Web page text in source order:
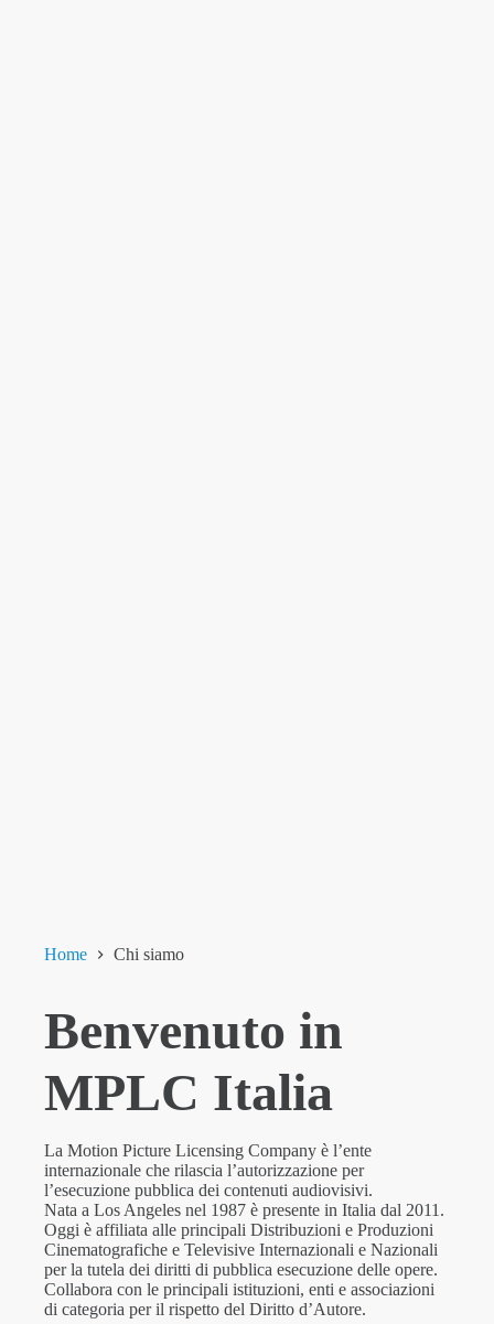
Home Chi siamo
Benvenuto in
MPLC Italia
La Motion Picture Licensing Company è l’ente
internazionale che rilascia l’autorizzazione per
l’esecuzione pubblica dei contenuti audiovisivi.
Nata a Los Angeles nel 1987 è presente in Italia dal 2011.
Oggi è affiliata alle principali Distribuzioni e Produzioni
Cinematografiche e Televisive Internazionali e Nazionali
per la tutela dei diritti di pubblica esecuzione delle opere.
Collabora con le principali istituzioni, enti e associazioni
di categoria per il rispetto del Diritto d’Autore.